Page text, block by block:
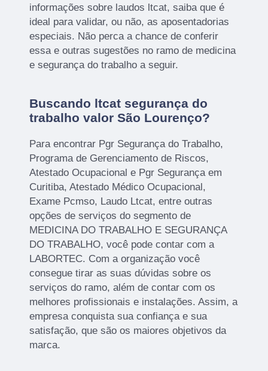
informações sobre laudos ltcat, saiba que é
ideal para validar, ou não, as aposentadorias
especiais. Não perca a chance de conferir
essa e outras sugestões no ramo de medicina
e segurança do trabalho a seguir.
Buscando ltcat segurança do
trabalho valor São Lourenço?
Para encontrar Pgr Segurança do Trabalho,
Programa de Gerenciamento de Riscos,
Atestado Ocupacional e Pgr Segurança em
Curitiba, Atestado Médico Ocupacional,
Exame Pcmso, Laudo Ltcat, entre outras
opções de serviços do segmento de
MEDICINA DO TRABALHO E SEGURANÇA
DO TRABALHO, você pode contar com a
LABORTEC. Com a organização você
consegue tirar as suas dúvidas sobre os
serviços do ramo, além de contar com os
melhores profissionais e instalações. Assim, a
empresa conquista sua confiança e sua
satisfação, que são os maiores objetivos da
marca.